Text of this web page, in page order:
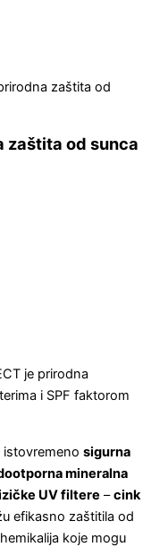
zaštita od
zaštita od sunca
je prirodna
i SPF faktorom
istovremeno sigurna
mineralna
UV filtere –cink
efikasno zaštitila od
koje mogu